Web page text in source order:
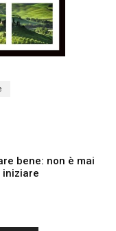
bene: non è mai
iniziare